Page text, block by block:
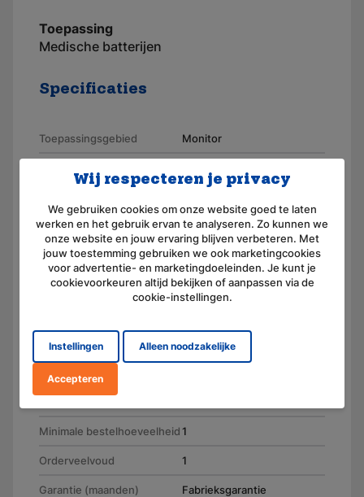
Toepassing
Medische batterijen
Specificaties
Toepassingsgebied Monitor
Artikelnummer 110001-X
Voltage (V) 12,0
Amperage (mAh) 3800
Gewicht (g) 590
Oplaadbaar
Minimale bestelhoeveelheid1
Orderveelvoud 1
Garantie (maanden) Fabrieksgarantie
Wij respecteren je privacy
We gebruiken cookies om onze website goed te laten
werken en het gebruik ervan te analyseren. Zo kunnen we
onze website en jouw ervaring blijven verbeteren. Met
jouw toestemming gebruiken we ook marketingcookies
voor advertentie- en marketingdoeleinden. Je kunt je
cookievoorkeuren altijd bekijken of aanpassen via de
cookie-instellingen.
Instellingen Alleen noodzakelijke
Accepteren